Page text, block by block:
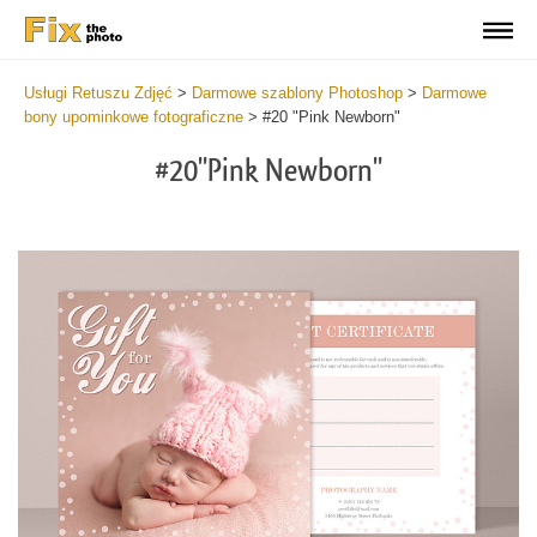
Usługi Retuszu Zdjęć > Darmowe szablony Photoshop > Darmowe
bony upominkowe fotograficzne > #20 "Pink Newborn"
#20"Pink Newborn"